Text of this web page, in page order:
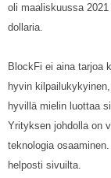
oli maaliskuussa
dollaria.
BlockFi ei aina tarjoa
hyvin
hyvillä mielin luottaa
Yrityksen johdolla on
teknologia
helposti sivuilta.